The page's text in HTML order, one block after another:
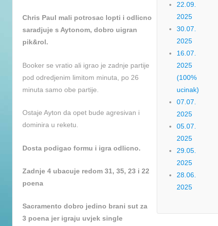
Chris Paul mali potrosac lopti i odlicno
saradjuje s Aytonom, dobro uigran
pik&rol.
Booker se vratio ali igrao je zadnje partije
pod odredjenim limitom minuta, po 26
minuta samo obe partije.
Ostaje Ayton da opet bude agresivan i
dominira u reketu.
Dosta podigao formu i igra odlicno.
Zadnje 4 ubacuje redom 31, 35, 23 i 22
poena
Sacramento dobro jedino brani sut za
3 poena jer igraju uvjek single
22.09.
2025
30.07.
2025
16.07.
2025
(100%
ucinak)
07.07.
2025
05.07.
2025
29.05.
2025
28.06.
2025